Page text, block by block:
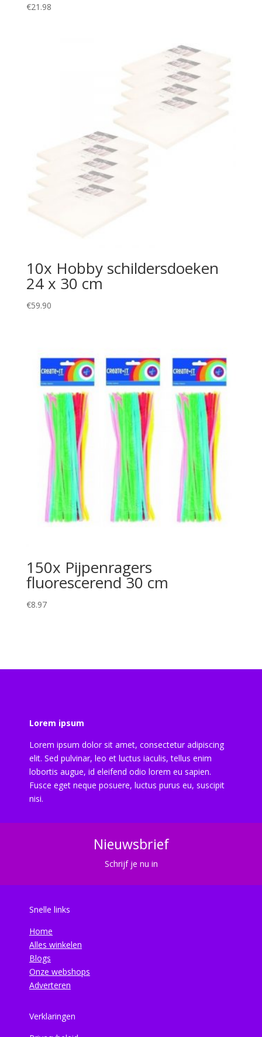
€21.98
10x Hobby schildersdoeken
24 x 30 cm
€59.90
150x Pijpenragers
fluorescerend 30 cm
€8.97
Lorem ipsum
Lorem ipsum dolor sit amet, consectetur adipiscing
elit. Sed pulvinar, leo et luctus iaculis, tellus enim
lobortis augue, id eleifend odio lorem eu sapien.
Fusce eget neque posuere, luctus purus eu, suscipit
nisi.
Nieuwsbrief
Schrijf je nu in
Snelle links
Home
Alles winkelen
Blogs
Onze webshops
Adverteren
Verklaringen